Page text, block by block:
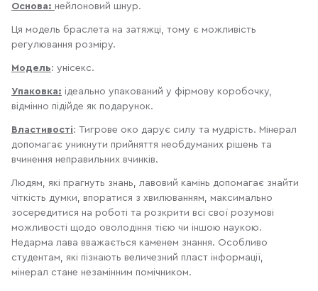
Основа: нейлоновий шнур.
Ця модель браслета на затяжці, тому є можливість
регулювання розміру.
Модель: унісекс.
Упаковка: ідеально упакований у фірмову коробочку,
відмінно підійде як подарунок.
Властивості: Тигрове око дарує силу та мудрість. Мінерал
допомагає уникнути прийняття необдуманих рішень та
вчинення неправильних вчинків.
Людям, які прагнуть знань, лавовий камінь допомагає знайти
чіткість думки, впоратися з хвилюванням, максимально
зосередитися на роботі та розкрити всі свої розумові
можливості щодо оволодіння тією чи іншою наукою.
Недарма лава вважається каменем знання. Особливо
студентам, які пізнають величезний пласт інформації,
мінерал стане незамінним помічником.